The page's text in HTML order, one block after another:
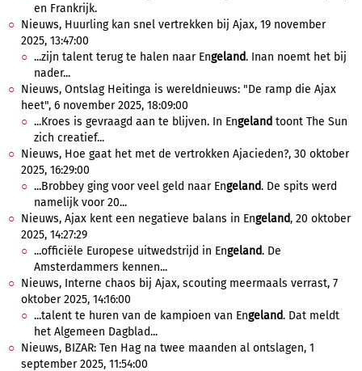
en Frankrijk.
Nieuws, Huurling kan snel vertrekken bij Ajax, 19 november
2025, 13:47:00
...zijn talent terug te halen naar Engeland. Inan noemt het bij
nader...
Nieuws, Ontslag Heitinga is wereldnieuws: "De ramp die Ajax
heet", 6 november 2025, 18:09:00
...Kroes is gevraagd aan te blijven. In Engeland toont The Sun
zich creatief...
Nieuws, Hoe gaat het met de vertrokken Ajacieden?, 30 oktober
2025, 16:29:00
...Brobbey ging voor veel geld naar Engeland. De spits werd
namelijk voor 20...
Nieuws, Ajax kent een negatieve balans in Engeland, 20 oktober
2025, 14:27:29
...officiële Europese uitwedstrijd in Engeland. De
Amsterdammers kennen...
Nieuws, Interne chaos bij Ajax, scouting meermaals verrast, 7
oktober 2025, 14:16:00
...talent te huren van de kampioen van Engeland. Dat meldt
het Algemeen Dagblad...
Nieuws, BIZAR: Ten Hag na twee maanden al ontslagen, 1
september 2025, 11:54:00